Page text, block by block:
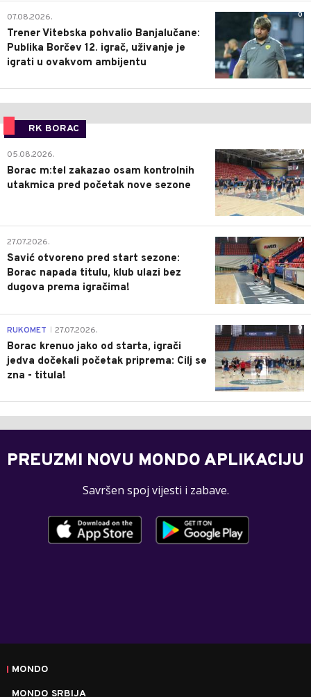
0
07.08.2026.
Trener Vitebska pohvalio Banjalučane:
Publika Borčev 12. igrač, uživanje je
igrati u ovakvom ambijentu
RK BORAC
0
05.08.2026.
Borac m:tel zakazao osam kontrolnih
utakmica pred početak nove sezone
0
27.07.2026.
Savić otvoreno pred start sezone:
Borac napada titulu, klub ulazi bez
dugova prema igračima!
0
RUKOMET 27.07.2026.
Borac krenuo jako od starta, igrači
jedva dočekali početak priprema: Cilj se
zna - titula!
PREUZMI NOVU MONDO APLIKACIJU
Savršen spoj vijesti i zabave.
MONDO
MONDO SRBIJA